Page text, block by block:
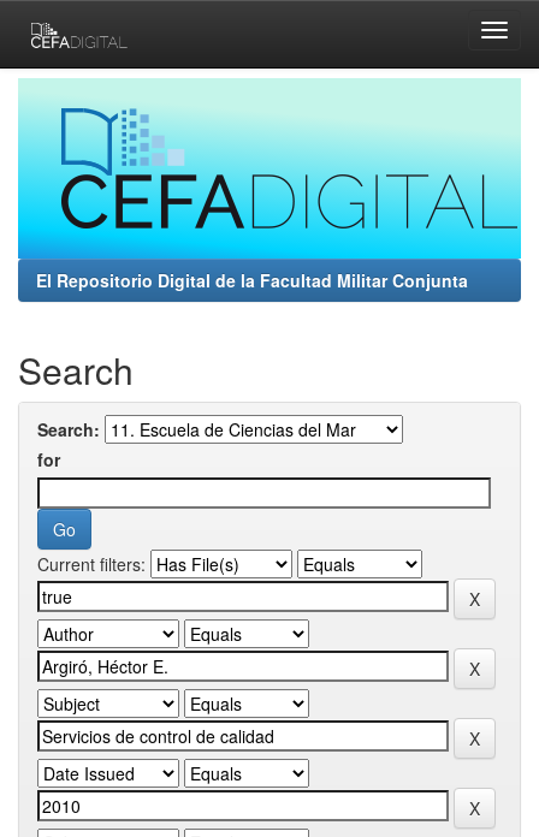
navigation
El Repositorio Digital de la Facultad Militar Conjunta
Search
Search:
for
Current filters: